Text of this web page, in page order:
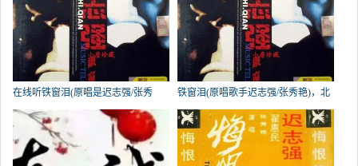
在线听铁窗泪(原唱是迟志强/张秀
艳)，桃江花演唱点播:166次
铁窗泪(原唱歌手迟志强/张秀艳)，北
国之春在线演唱3076分